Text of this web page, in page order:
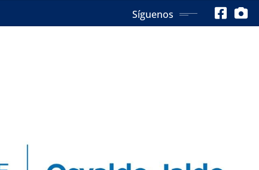
Síguenos